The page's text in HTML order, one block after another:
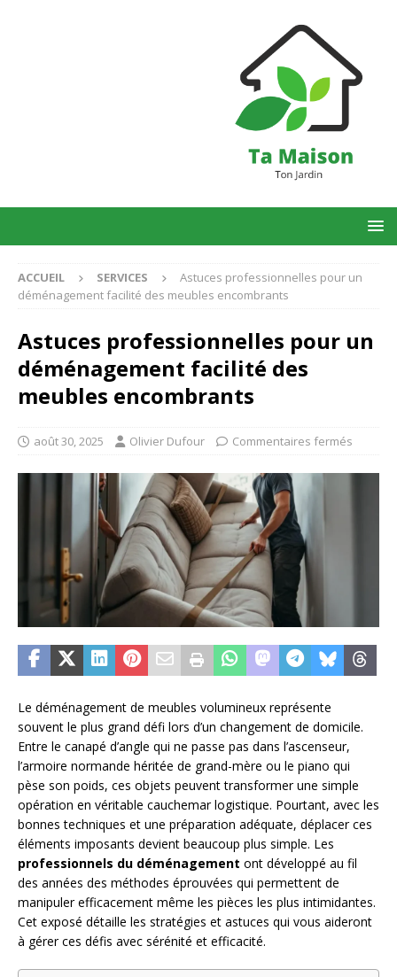
ACCUEIL SERVICES
Astuces professionnelles pour un
déménagement facilité des meubles encombrants
Astuces professionnelles pour un
déménagement facilité des
meubles encombrants
août 30, 2025 Olivier Dufour Commentaires fermés
Le déménagement de meubles volumineux représente
souvent le plus grand défi lors d’un changement de domicile.
Entre le canapé d’angle qui ne passe pas dans l’ascenseur,
l’armoire normande héritée de grand-mère ou le piano qui
pèse son poids, ces objets peuvent transformer une simple
opération en véritable cauchemar logistique. Pourtant, avec les
bonnes techniques et une préparation adéquate, déplacer ces
éléments imposants devient beaucoup plus simple. Les
professionnels du déménagement ont développé au fil
des années des méthodes éprouvées qui permettent de
manipuler efficacement même les pièces les plus intimidantes.
Cet exposé détaille les stratégies et astuces qui vous aideront
à gérer ces défis avec sérénité et efficacité.